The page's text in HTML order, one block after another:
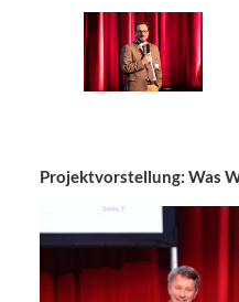
Projektvorstellung: Was